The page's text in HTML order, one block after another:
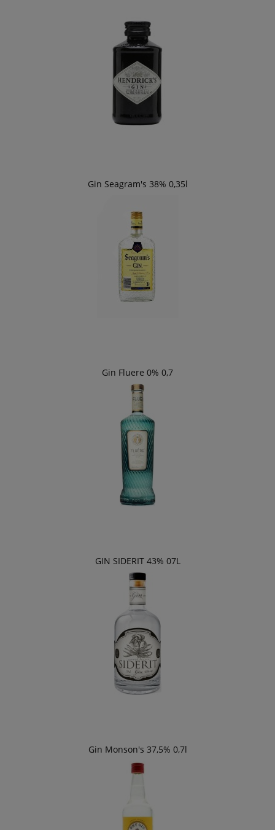
Gin Seagram's 38% 0,35l
Gin Fluere 0% 0,7
GIN SIDERIT 43% 07L
Gin Monson's 37,5% 0,7l